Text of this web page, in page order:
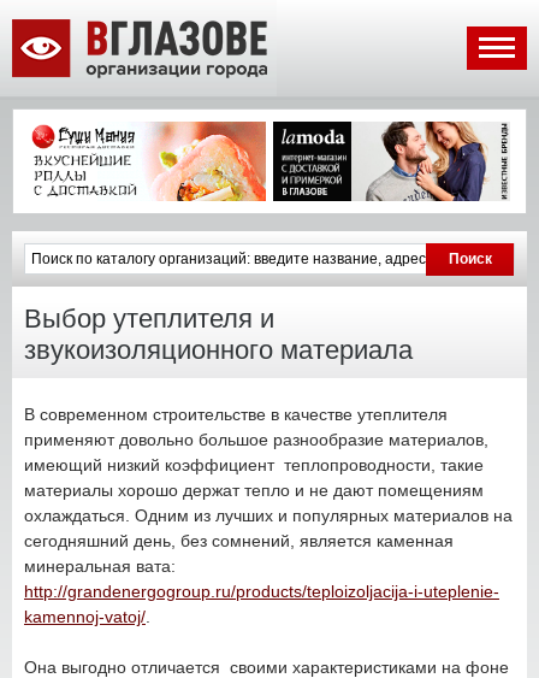
Выбор утеплителя и
звукоизоляционного материала
В современном строительстве в качестве утеплителя
применяют довольно большое разнообразие материалов,
имеющий низкий коэффициент теплопроводности, такие
материалы хорошо держат тепло и не дают помещениям
охлаждаться. Одним из лучших и популярных материалов на
сегодняшний день, без сомнений, является каменная
минеральная вата:
http://grandenergogroup.ru/products/teploizoljacija-i-uteplenie-
kamennoj-vatoj/
Она выгодно отличается своими характеристиками на фоне